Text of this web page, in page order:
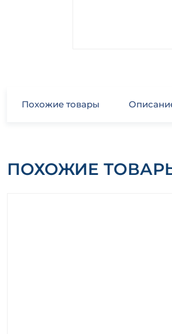
Похожие товары
ПОХОЖИЕ